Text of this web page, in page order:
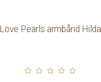
Love Pearls armbånd Hilda